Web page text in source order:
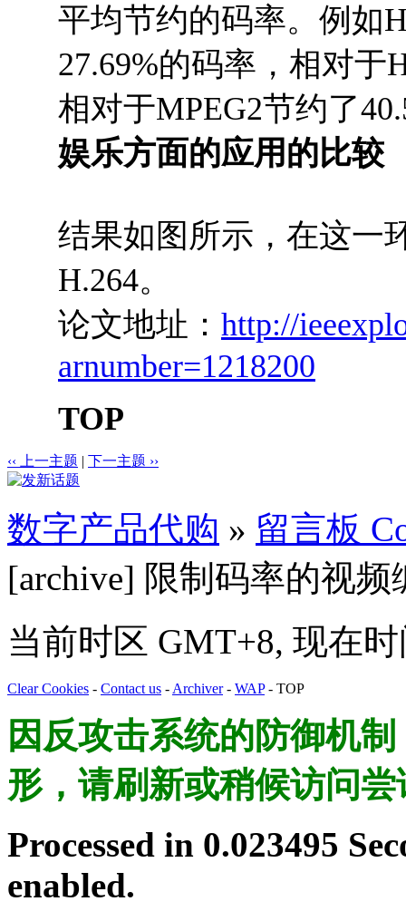
平均节约的码率。例如
27.69%的码率，相对于
相对于MPEG2节约了
娱乐方面的应用的比较
结果如图所示，在这一
H.264。
论文地址： http://
arnumber=1218200
TOP
‹‹ 上一主题 | 下一主题 ››
数字产品代购 » 留言板
[archive] 限制码率的视
当前时区 GMT+8, 现在
Clear Cookies - Contact us - Archiver- WAP- TOP
因反攻击系统的防御机
形，请刷新或稍候访问尝
Processed in 0.023495
enabled.